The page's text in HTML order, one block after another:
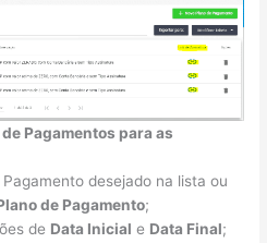
Pagamentos para as
desejado na lista ou
de Pagamento;
de Data Inicial e Data Final;